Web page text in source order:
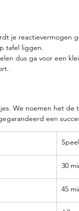
je
tafel liggen.
dus ga voor een
We noemen het de
een
30
45